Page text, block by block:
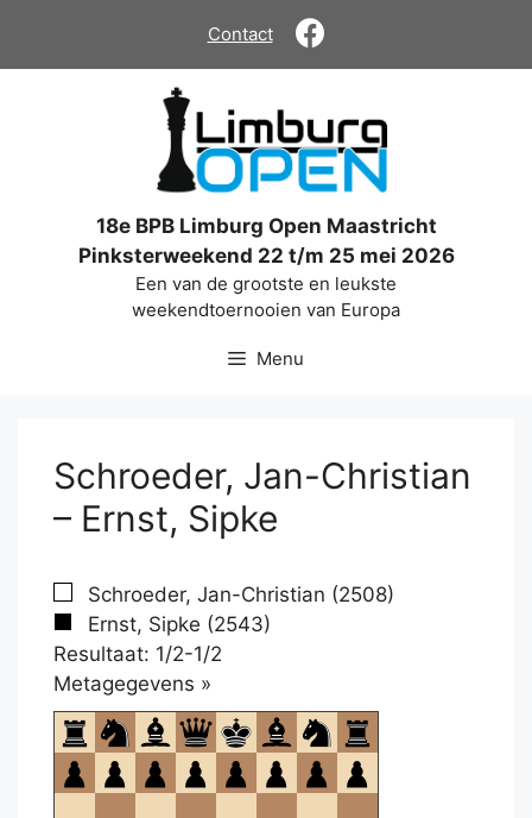
de
Contact
18e BPB Limburg Open Maastricht
Pinksterweekend 22 t/m 25 mei 2026
Een van de grootste en leukste
weekendtoernooien van Europa
Menu
Schroeder, Jan-Christian
– Ernst, Sipke
Schroeder, Jan-Christian (2508)
Ernst, Sipke (2543)
Resultaat: 1/2-1/2
Metagegevens »
om
te
openen.